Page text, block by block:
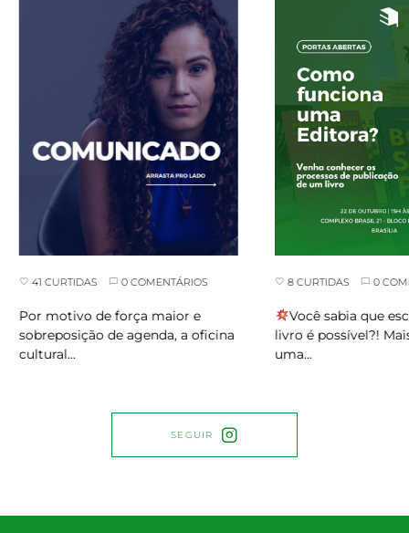
41 CURTIDAS 0 COMENTÁRIOS
Por motivo de força maior e
sobreposição de agenda, a oficina
cultural…
8 CURTIDAS 0
Você sabia que
livro é possível?! Mais
uma…
SEGUIR